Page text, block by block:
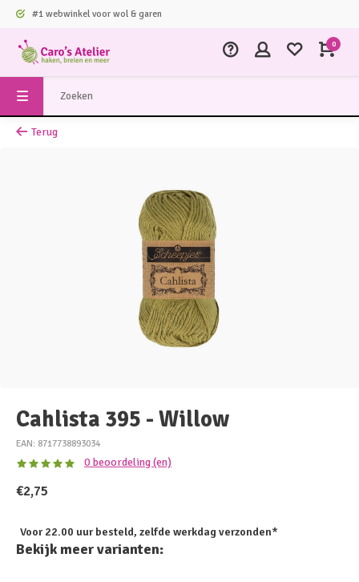
#1 webwinkel voor wol & garen
0
Terug
Cahlista 395 - Willow
EAN: 8717738893034
0 beoordeling (en)
€2,75
Voor 22.00 uur besteld, zelfde werkdag verzonden*
Bekijk meer varianten: